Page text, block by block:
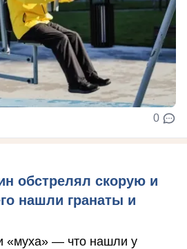
0
обстрелял скорую и
нашли гранаты и
«муха» — что нашли у